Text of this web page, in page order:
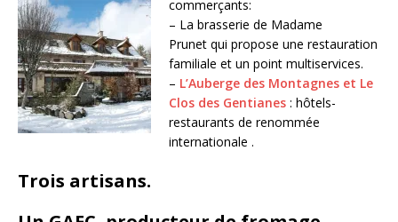
commerçants:
– La brasserie de Madame
Prunet qui propose une restauration
familiale et un point multiservices.
– L’Auberge des Montagnes et Le
Clos des Gentianes : hôtels-
restaurants de renommée
internationale .
Trois artisans.